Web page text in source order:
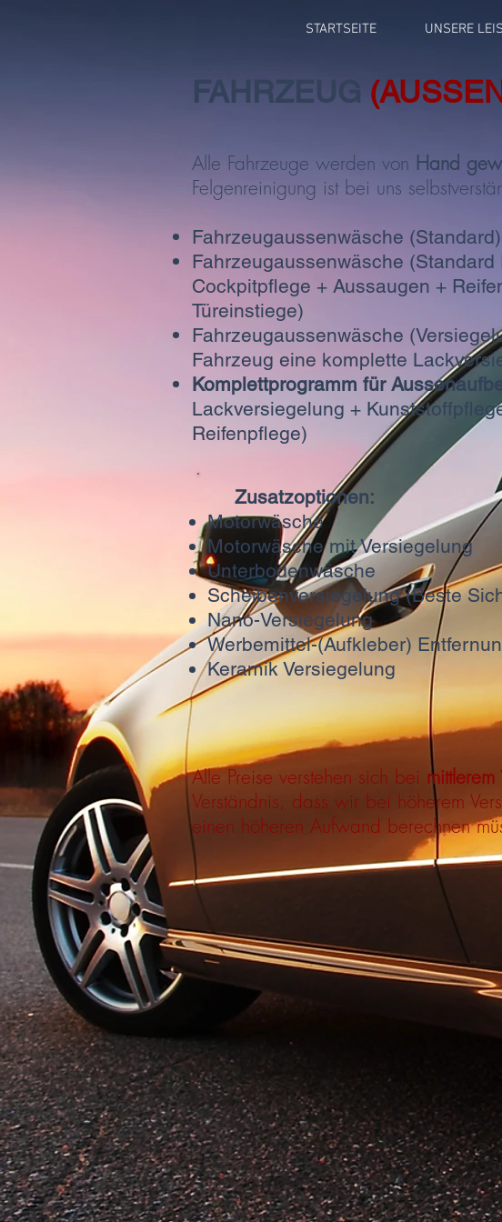
STARTSEITE UNSERE
FAHRZEUG
Alle Fahrzeuge werden von Hand
Felgenreinigung ist bei uns
Fahrzeugaussenwäsche (Standard)
Fahrzeugaussenwäsche
Cockpitpflege + Aussaugen +
Türeinstiege)
Fahrzeugaussenwäsche
Fahrzeug eine komplette
Komplettprogramm für
Lackversiegelung +
Reifenpflege)
Alle Preise verstehen sich bei mittlerem
Verständnis, dass wir bei höherem
einen höheren Aufwand berechnen
Motorwäsche mit
Scheibenversiegelung
Nano-
Werbemittel-
Keramik